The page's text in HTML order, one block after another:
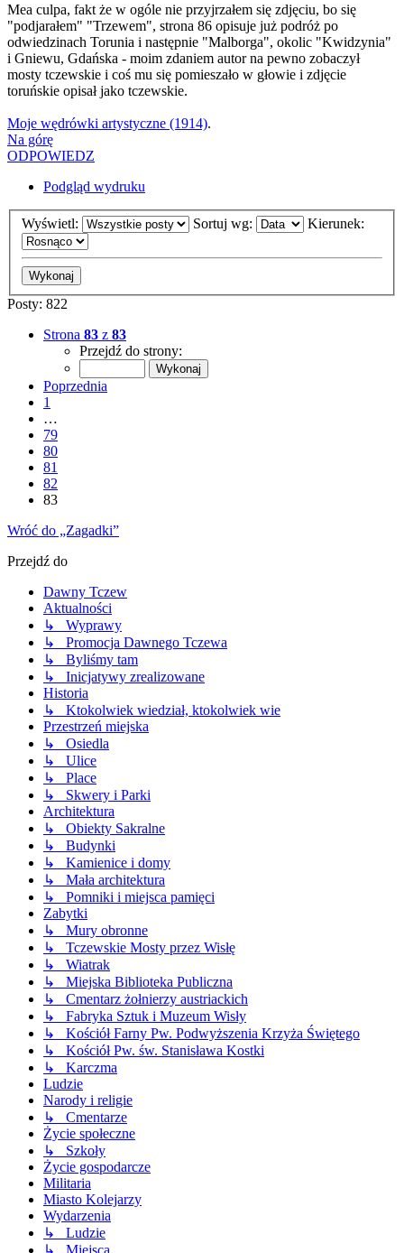
Mea culpa, fakt że w ogóle nie przyjrzałem się zdjęciu, bo się
"podjarałem" "Trzewem", strona 86 opisuje już podróż po
odwiedzinach Torunia i następnie "Malborga", okolic "Kwidzynia"
i Gniewu, Gdańska - moim zdaniem autor na pewno zobaczył
mosty tczewskie i coś mu się pomieszało w głowie i zdjęcie
toruńskie opisał jako tczewskie.
Moje wędrówki artystyczne (1914).
Na górę
ODPOWIEDZ
Podgląd wydruku
Wyświetl: Sortuj wg: Kierunek:
Posty: 822
Strona 83 z 83
Przejdź do strony:
Poprzednia
1
…
79
80
81
82
83
Wróć do „Zagadki”
Przejdź do
Dawny Tczew
Aktualności
↳ Wyprawy
↳ Promocja Dawnego Tczewa
↳ Byliśmy tam
↳ Inicjatywy zrealizowane
Historia
↳ Ktokolwiek wiedział, ktokolwiek wie
Przestrzeń miejska
↳ Osiedla
↳ Ulice
↳ Place
↳ Skwery i Parki
Architektura
↳ Obiekty Sakralne
↳ Budynki
↳ Kamienice i domy
↳ Mała architektura
↳ Pomniki i miejsca pamięci
Zabytki
↳ Mury obronne
↳ Tczewskie Mosty przez Wisłę
↳ Wiatrak
↳ Miejska Biblioteka Publiczna
↳ Cmentarz żołnierzy austriackich
↳ Fabryka Sztuk i Muzeum Wisły
↳ Kościół Farny Pw. Podwyższenia Krzyża Świętego
↳ Kościół Pw. św. Stanisława Kostki
↳ Karczma
Ludzie
Narody i religie
↳ Cmentarze
Życie społeczne
↳ Szkoły
Życie gospodarcze
Militaria
Miasto Kolejarzy
Wydarzenia
↳ Ludzie